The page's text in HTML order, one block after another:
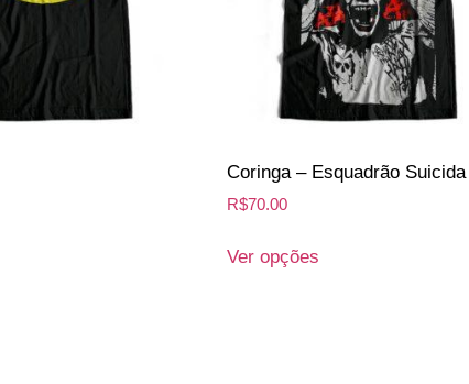
Coringa – Esquadrão Suicida
R$70.00
Ver opções